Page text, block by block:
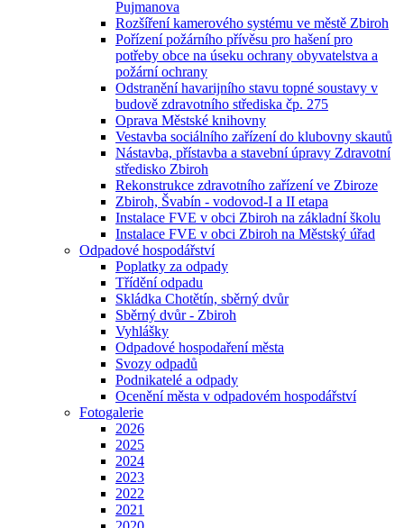
Pujmanova
Rozšíření kamerového systému ve městě Zbiroh
Pořízení požárního přívěsu pro hašení pro
potřeby obce na úseku ochrany obyvatelstva a
požární ochrany
Odstranění havarijního stavu topné soustavy v
budově zdravotního střediska čp. 275
Oprava Městské knihovny
Vestavba sociálního zařízení do klubovny skautů
Nástavba, přístavba a stavební úpravy Zdravotní
středisko Zbiroh
Rekonstrukce zdravotního zařízení ve Zbiroze
Zbiroh, Švabín - vodovod-I a II etapa
Instalace FVE v obci Zbiroh na základní školu
Instalace FVE v obci Zbiroh na Městský úřad
Odpadové hospodářství
Poplatky za odpady
Třídění odpadu
Skládka Chotětín, sběrný dvůr
Sběrný dvůr - Zbiroh
Vyhlášky
Odpadové hospodaření města
Svozy odpadů
Podnikatelé a odpady
Ocenění města v odpadovém hospodářství
Fotogalerie
2026
2025
2024
2023
2022
2021